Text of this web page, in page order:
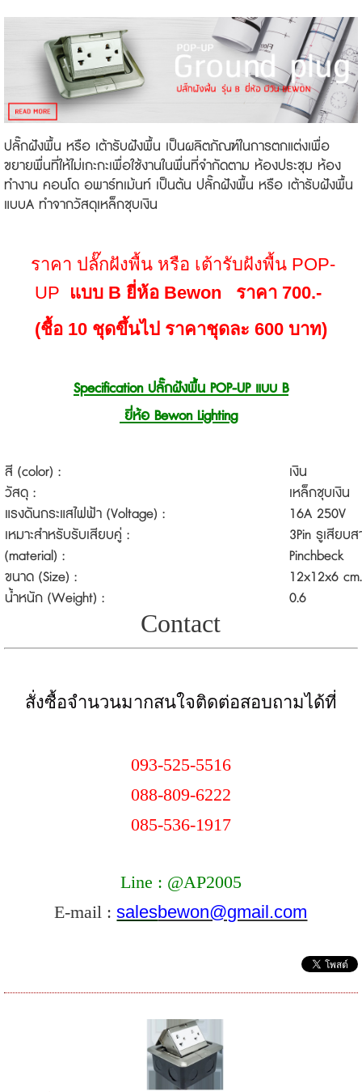
ปลั๊กฝังพื้น หรือ เต้ารับฝังพื้น เป็นผลิตภัณฑ์ในการตกแต่งเพื่อ
ขยายพื่นที่ให้ไม่เกะกะเพื่อใช้งานในพื่นที่จำกัดตาม ห้องประชุม ห้อง
ทำงาน คอนโด อพาร์ทเม้นท์ เป็นต้น ปลั๊กฝังพื้น หรือ เต้ารับฝังพื้น
แบบA ทำจากวัสดุเหล็กชุบเงิน
ราคา ปลั๊กฝังพื้น หรือ เต้ารับฝังพื้น POP-
UP แบบ B ยี่ห้อ Bewon ราคา 700.-
(ชื้อ 10 ชุดขึ้นไป ราคาชุดละ 600 บาท)
Specification ปลั๊กฝังพื้น POP-UP แบบ B
ยี่ห้อ BewonLighting
สี (color) :
เงิน
วัสดุ :
เหล็กชุบเงิน
แรงดันกระแสไฟฟ้า (Voltage) :
16A 250V
เหมาะสำหรับรับเสียบคู่ :
3Pin รูเสียบ
(material) :
Pinchbeck
ขนาด (Size) :
12x12x6 cm.
น้ำหนัก (Weight) :
0.6
Contact
สั่งซื้อจำนวนมากสนใจติดต่อสอบถามได้ที่
093-525-5516
088-809-6222
085-536-1917
Line : @AP2005
E-mail :salesbewon@gmail.com